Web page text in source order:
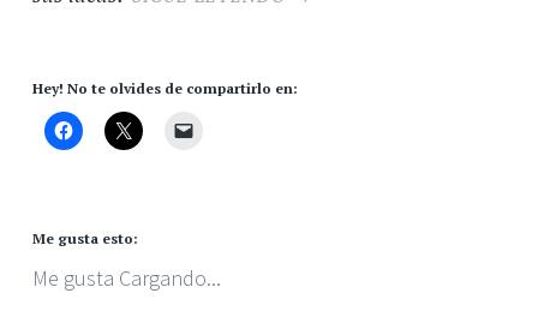
Hey! No te olvides de compartirlo en:
Me gusta esto:
Me gusta Cargando...